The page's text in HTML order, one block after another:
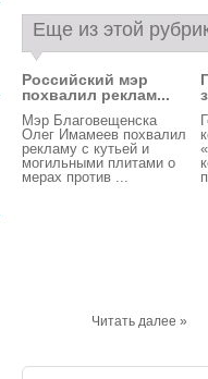
Еще из этой
Российский мэр
похвалил реклам...
Мэр Благовещенска
Олег Имамеев похвалил
рекламу с кутьей и
могильными плитами о
мерах против ...
Читать далее »